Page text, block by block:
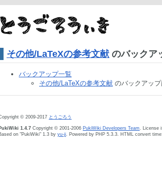
その他/LaTeXの参考文献 のバックア
バックアップ一覧
その他/LaTeXの参考文献 のバックアップ
© 2009-2017 とうごろう
PukiWiki 1.4.7 Copyright © 2001-2006 PukiWiki Developers Team . License
on "PukiWiki" 1.3 by yu-ji . Powered by PHP 5.3.3. HTML convert